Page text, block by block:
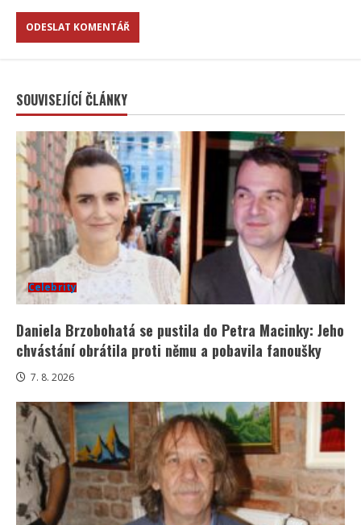
SOUVISEJÍCÍ ČLÁNKY
Celebrity
Daniela Brzobohatá se pustila do Petra Macinky: Jeho
chvástání obrátila proti němu a pobavila fanoušky
7. 8. 2026